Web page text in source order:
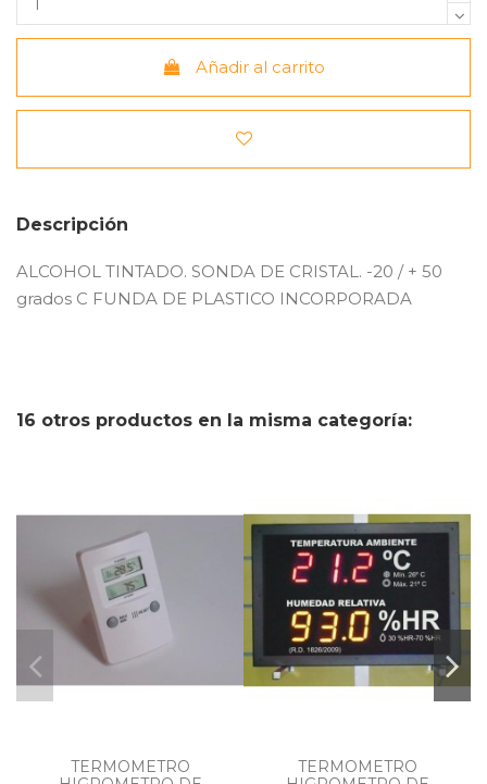
Añadir al carrito
Descripción
ALCOHOL TINTADO. SONDA DE CRISTAL. -20 / + 50
grados C FUNDA DE PLASTICO INCORPORADA
16 otros productos en la misma categoría:
TERMOMETRO
TERMOMETRO